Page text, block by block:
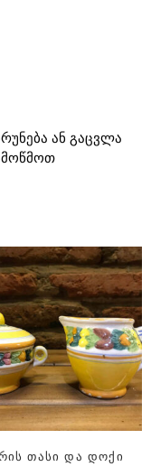
ან გაცვლა
თასი და დოქი